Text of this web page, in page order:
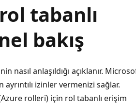
tabanlı
bakış
anlaşıldığı açıklanır.
izinler vermenizi sağlar.
rolleri) için rol tabanlı erişim